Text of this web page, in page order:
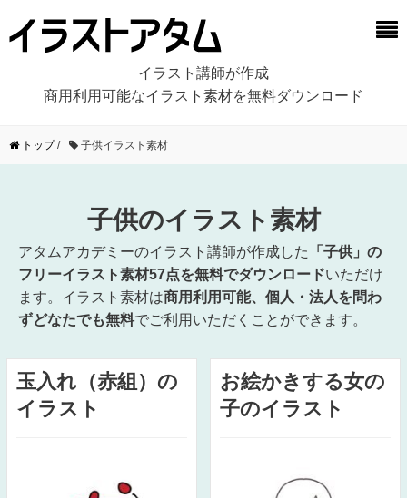
イラスト講師が作成
商用利用可能なイラスト素材を無料ダウンロード
トップ/ 子供イラスト素材
子供のイラスト素材
アタムアカデミーのイラスト講師が作成した
「子供」の
フリーイラスト素材57点を無料でダウンロードいただけ
ます。イラスト素材は商用利用可能、個人・法人を問わ
ずどなたでも無料でご利用いただくことができます。
玉入れ（赤組）の
イラスト
お絵かきする女の
子のイラスト